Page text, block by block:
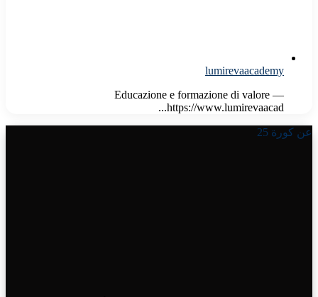
lumirevaacademy
Educazione e formazione di valore —
https://www.lumirevaacad...
عن كورة 25